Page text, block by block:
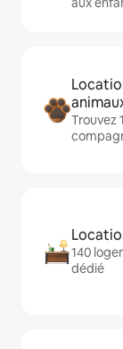
Trouvez
140
dédié